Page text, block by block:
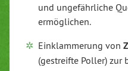
und ungefährliche
ermöglichen.
Einklammerung von
(gestreifte Poller) zur